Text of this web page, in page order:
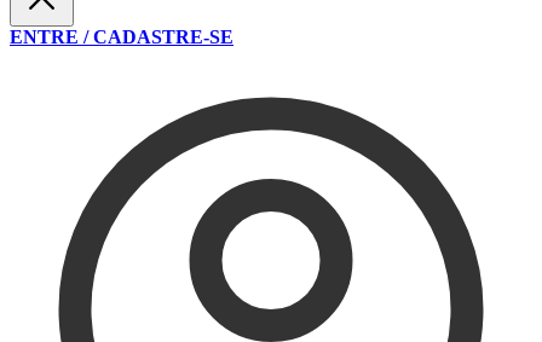
ENTRE / CADASTRE-SE